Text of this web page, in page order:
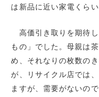
は新品に近い家電くらい
高価引き取りを期待
もの」でした。母親は
め、それなりの枚数の
が、リサイクル店では
ますが、需要がないの